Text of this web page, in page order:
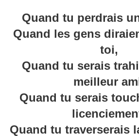
Quand tu perdrais
Quand les gens
toi,
Quand tu serais
meilleur
Quand tu serais
Quand tu traverserais